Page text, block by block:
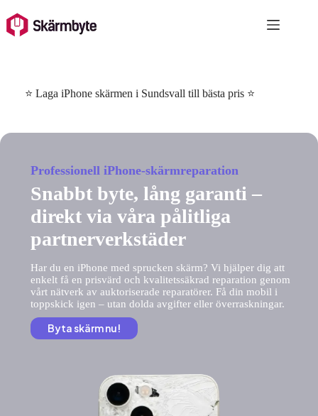
to
content
⭐ Laga iPhone skärmen i Sundsvall till bästa pris ⭐
Professionell iPhone-skärmreparation
Snabbt byte, lång garanti –
direkt via våra pålitliga
partnerverkstäder
Har du en iPhone med sprucken skärm? Vi hjälper dig att
enkelt få en prisvärd och kvalitetssäkrad reparation genom
vårt nätverk av auktoriserade reparatörer. Få din mobil i
toppskick igen – utan dolda avgifter eller överraskningar.
Byta skärm nu!